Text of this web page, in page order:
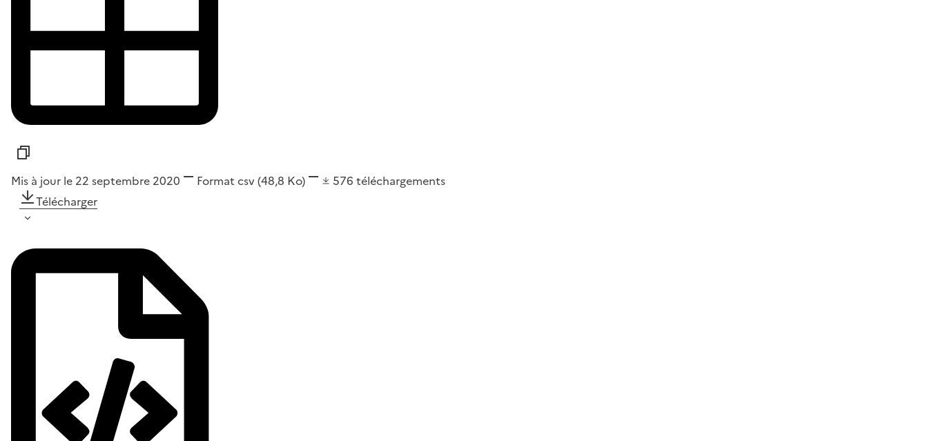
Mis à jour le 22 septembre 2020 Format csv(48,8 Ko) 576 téléchargements
Télécharger